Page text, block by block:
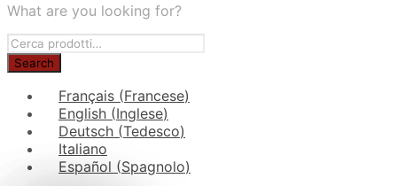
What are you looking for?
Français (Francese)
English (Inglese)
Deutsch (Tedesco)
Italiano
Español (Spagnolo)